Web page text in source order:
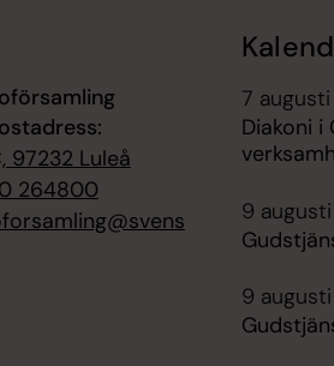
97232 Luleå
264800
7
Diakoni
9 augusti
9 augusti